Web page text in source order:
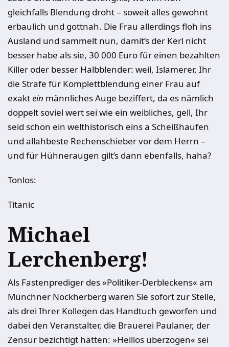
gleichfalls Blendung droht – soweit alles gewohnt
erbaulich und gottnah. Die Frau allerdings floh ins
Ausland und sammelt nun, damit’s der Kerl nicht
besser habe als sie, 30 000 Euro für einen bezahlten
Killer oder besser Halbblender: weil, Islamerer, Ihr
die Strafe für Komplettblendung einer Frau auf
exaktein männliches Auge beziffert, da es nämlich
doppelt soviel wert sei wie ein weibliches, gell, Ihr
seid schon ein welthistorisch eins a Scheißhaufen
und allahbeste Rechenschieber vor dem Herrn –
und für Hühneraugen gilt’s dann ebenfalls, haha?
Tonlos:
Titanic
Michael
Lerchenberg!
Als Fastenprediger des »Politiker-Derbleckens« am
Münchner Nockherberg waren Sie sofort zur Stelle,
als drei Ihrer Kollegen das Handtuch geworfen und
dabei den Veranstalter, die Brauerei Paulaner, der
Zensur bezichtigt hatten: »Heillos überzogen« sei